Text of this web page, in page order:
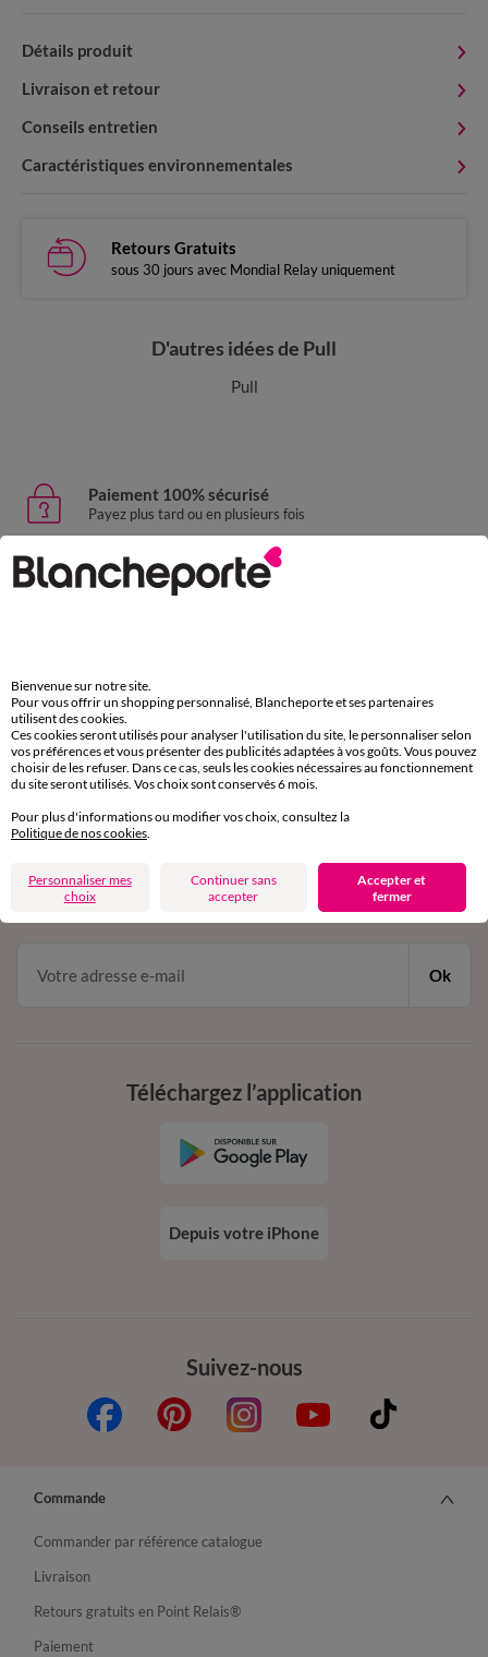
Détails produit
Livraison et retour
Conseils entretien
Caractéristiques environnementales
Retours Gratuits
sous 30 jours avec Mondial Relay uniquement
D'autres idées de Pull
Pull
Paiement 100% sécurisé
Payez plus tard ou en plusieurs fois
Livraison express
domicile, relais, consignes automatiques
Service clients
par chat et par téléphone
de 8h00 à 20h00 du lundi au samedi
en vous inscrivant à la newsletter
dès 20€ d’achat
conditions dans votre email de confirmation
Ok
Suivez-nous
Téléchargez l’application
Depuis votre iPhone
Commande
Commander par référence catalogue
Livraison
Retours gratuits en Point Relais®
Paiement
Bienvenue sur notre site.
Pour vous offrir un shopping personnalisé, Blancheporte et ses partenaires
utilisent des cookies.
Ces cookies seront utilisés pour analyser l'utilisation du site, le personnaliser selon
vos préférences et vous présenter des publicités adaptées à vos goûts. Vous pouvez
choisir de les refuser. Dans ce cas, seuls les cookies nécessaires au fonctionnement
du site seront utilisés. Vos choix sont conservés 6 mois.
Pour plus d'informations ou modifier vos choix, consultez la
Politique de nos cookies.
Personnaliser mes
choix
Continuer sans
accepter
Accepter et
fermer